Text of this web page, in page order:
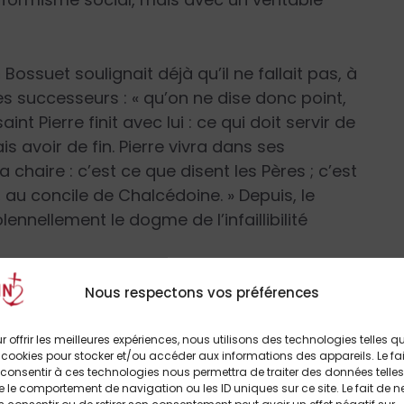
Nous respectons vos préférences
offrir les meilleures expériences, nous utilisons des technologies telles
pour stocker et/ou accéder aux informations des appareils. Le
à ces technologies nous permettra de traiter des données telles
le comportement de navigation ou les ID uniques sur ce site. Le fait de
soulignait déjà qu’il ne fallait pas, à
successeurs : « qu’on ne dise donc point,
Pierre finit avec lui : ce qui doit servir de
avoir de fin. Pierre vivra dans ses
: c’est ce que disent les Pères ; c’est
concile de Chalcédoine. » Depuis, le
le dogme de l’infaillibilité
de la Chaire de saint Pierre, nous
Gerhard Müller, ancien préfet de la
le sujet difficile qu’il aborde – avons-